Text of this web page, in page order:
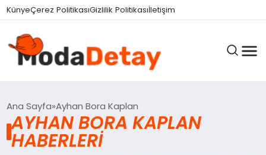
KünyeÇerez PolitikasıGizlilik Politikasıİletişim
GÜNDEM
DÜNYA
Ana Sayfa Ayhan Bora Kaplan
AYHAN BORA KAPLAN
HABERLERI